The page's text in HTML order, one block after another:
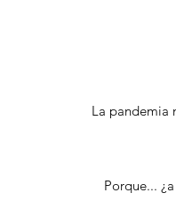
La pandemia
Porque...